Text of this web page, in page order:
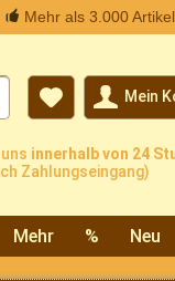
Mehr als 3.000 Artikel
Mein
innerhalb von 24
Zahlungseingang)
Mehr % Neu